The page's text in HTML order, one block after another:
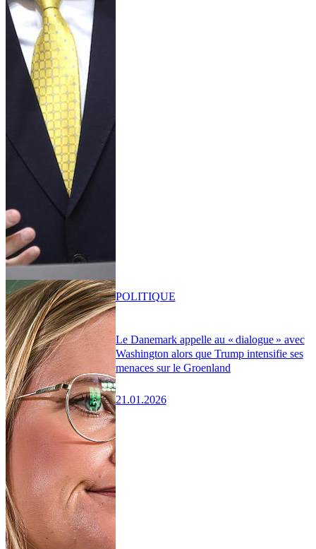
Le Danemark appelle au « dialogue » avec
Washington alors que Trump intensifie ses
menaces sur le Groenland
21.01.2026
POLITIQUE